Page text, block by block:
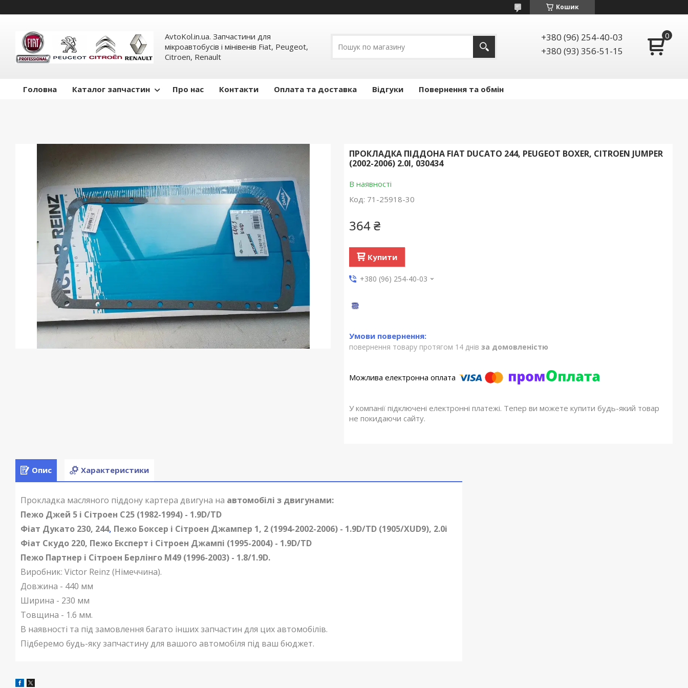
Кошик
AvtoKol.in.ua. Запчастини для
мікроавтобусів і мінівенів Fiat, Peugeot,
Citroen, Renault
+380 (96) 254-40-03
+380 (93) 356-51-15
Головна Каталог запчастин Про нас Контакти Оплата та доставка Відгуки Повернення та обмін
ПРОКЛАДКА ПІДДОНА FIAT DUCATO 244, PEUGEOT BOXER, CITROEN JUMPER
(2002-2006) 2.0I, 030434
В наявності
Код: 71-25918-30
364 ₴
Купити
+380 (96) 254-40-03
повернення товару протягом 14 днів за домовленістю
У компанії підключені електронні платежі. Тепер ви можете купити будь-який товар
не покидаючи сайту.
Опис Характеристики
Прокладка масляного піддону картера двигуна на автомобілі з двигунами:
Пежо Джей 5 і Сітроен С25 (1982-1994) - 1.9D/TD
Фіат Дукато 230, 244, Пежо Боксер і Сітроен Джампер 1, 2 (1994-2002-2006) - 1.9D/TD (1905/XUD9), 2.0i
Фіат Скудо 220, Пежо Експерт і Сітроен Джампі (1995-2004) - 1.9D/TD
Пежо Партнер і Сітроен Берлінго М49 (1996-2003) - 1.8/1.9D.
Виробник: Victor Reinz (Німеччина).
Довжина - 440 мм
Ширина - 230 мм
Товщина - 1.6 мм.
В наявності та під замовлення багато інших запчастин для цих автомобілів.
Підберемо будь-яку запчастину для вашого автомобіля під ваш бюджет.